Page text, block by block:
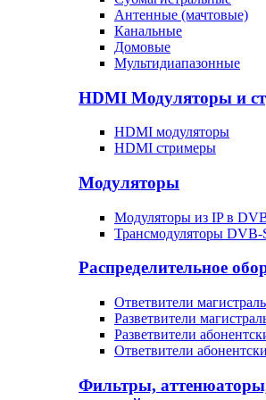
Антенные (мачтовые)
Канальные
Домовые
Мультидиапазонные
HDMI Модуляторы и
HDMI модуляторы
HDMI стримеры
Модуляторы
Модуляторы из IP в
Трансмодуляторы
Распределительное
Ответвители
Разветвители
Разветвители
Ответвители
Фильтры,